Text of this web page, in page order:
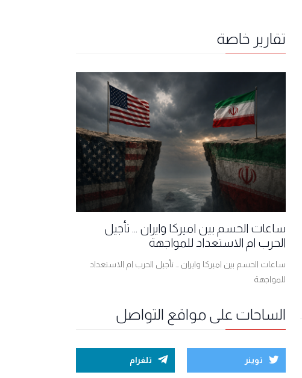
تقارير خاصة
ساعات الحسم بين اميركا وايران ... تأجيل
الحرب ام الاستعداد للمواجهة
ساعات الحسم بين اميركا وايران ... تأجيل الحرب ام الاستعداد
للمواجهة
الساحات على مواقع التواصل
توينر تلغرام